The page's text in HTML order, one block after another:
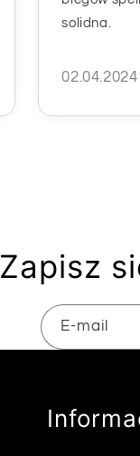
solidna.
02.04.2024
Zapisz
E-mail